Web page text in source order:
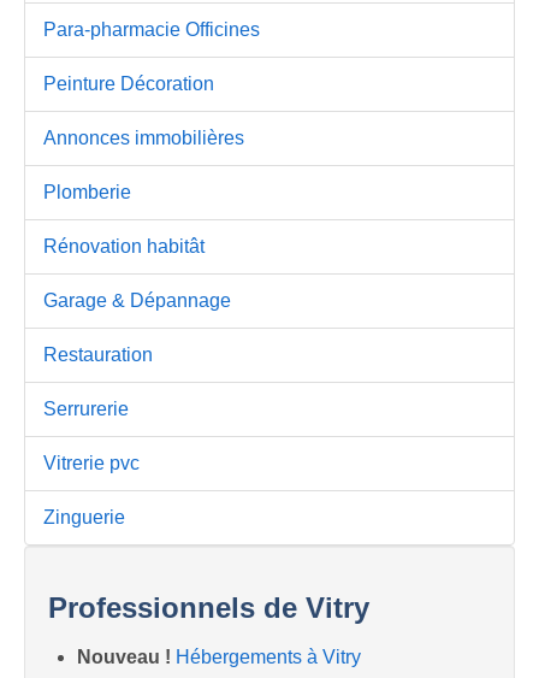
Para-pharmacie Officines
Peinture Décoration
Annonces immobilières
Plomberie
Rénovation habitât
Garage & Dépannage
Restauration
Serrurerie
Vitrerie pvc
Zinguerie
Professionnels de Vitry
Nouveau ! Hébergements à Vitry